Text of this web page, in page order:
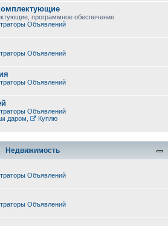
программное обеспечение
Объявлений
Объявлений
Объявлений
Объявлений
даром
Куплю
Недвижимость
Объявлений
Объявлений